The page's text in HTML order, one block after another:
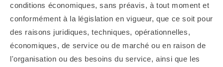
conditions économiques, sans préavis, à tout moment et
conformément à la législation en vigueur, que ce soit pour
des raisons juridiques, techniques, opérationnelles,
économiques, de service ou de marché ou en raison de
l'organisation ou des besoins du service, ainsi que les